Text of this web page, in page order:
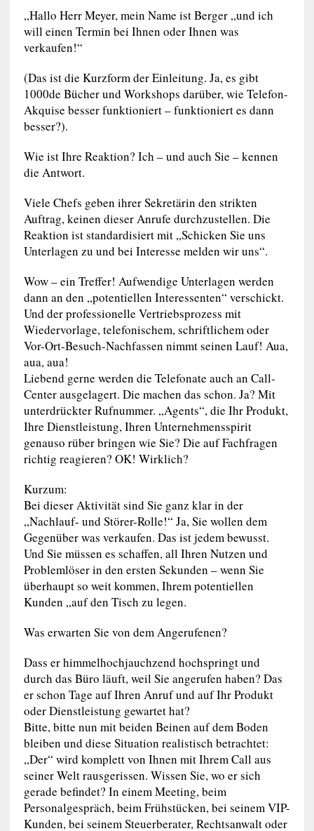
„Hallo Herr Meyer, mein Name ist Berger „und ich
will einen Termin bei Ihnen oder Ihnen was
verkaufen!“
(Das ist die Kurzform der Einleitung. Ja, es gibt
1000de Bücher und Workshops darüber, wie Telefon-
Akquise besser funktioniert – funktioniert es dann
besser?).
Wie ist Ihre Reaktion? Ich – und auch Sie – kennen
die Antwort.
Viele Chefs geben ihrer Sekretärin den strikten
Auftrag, keinen dieser Anrufe durchzustellen. Die
Reaktion ist standardisiert mit „Schicken Sie uns
Unterlagen zu und bei Interesse melden wir uns“.
Wow – ein Treffer! Aufwendige Unterlagen werden
dann an den „potentiellen Interessenten“ verschickt.
Und der professionelle Vertriebsprozess mit
Wiedervorlage, telefonischem, schriftlichem oder
Vor-Ort-Besuch-Nachfassen nimmt seinen Lauf! Aua,
aua, aua!
Liebend gerne werden die Telefonate auch an Call-
Center ausgelagert. Die machen das schon. Ja? Mit
unterdrückter Rufnummer. „Agents“, die Ihr Produkt,
Ihre Dienstleistung, Ihren Unternehmensspirit
genauso rüber bringen wie Sie? Die auf Fachfragen
richtig reagieren? OK! Wirklich?
Kurzum:
Bei dieser Aktivität sind Sie ganz klar in der
„Nachlauf- und Störer-Rolle!“ Ja, Sie wollen dem
Gegenüber was verkaufen. Das ist jedem bewusst.
Und Sie müssen es schaffen, all Ihren Nutzen und
Problemlöser in den ersten Sekunden – wenn Sie
überhaupt so weit kommen, Ihrem potentiellen
Kunden „auf den Tisch zu legen.
Was erwarten Sie von dem Angerufenen?
Dass er himmelhochjauchzend hochspringt und
durch das Büro läuft, weil Sie angerufen haben? Das
er schon Tage auf Ihren Anruf und auf Ihr Produkt
oder Dienstleistung gewartet hat?
Bitte, bitte nun mit beiden Beinen auf dem Boden
bleiben und diese Situation realistisch betrachtet:
„Der“ wird komplett von Ihnen mit Ihrem Call aus
seiner Welt rausgerissen. Wissen Sie, wo er sich
gerade befindet? In einem Meeting, beim
Personalgespräch, beim Frühstücken, bei seinem VIP-
Kunden, bei seinem Steuerberater, Rechtsanwalt oder